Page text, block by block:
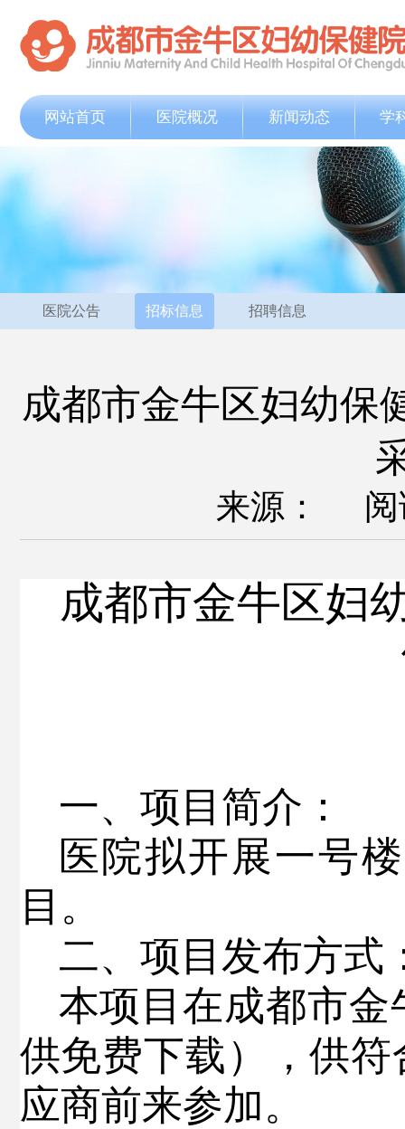
网站首页 医院概况 新闻动态 学
医院公告 招标信息 招聘信息
成都市金牛区妇幼保
来源： 阅
成都市金牛区妇
一、项目简介：
医院拟开展一号
目 。
二、项目发布方式
本项目在成都市
供免费下载），供
应商前来参加。